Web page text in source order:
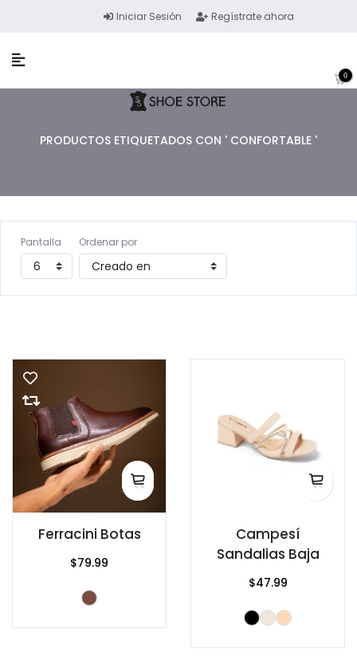
Iniciar Sesión Regístrate ahora
0
PRODUCTOS ETIQUETADOS CON ' CONFORTABLE '
Pantalla Ordenar por
Ferracini Botas
$79.99
Campesí
Sandalias Baja
$47.99